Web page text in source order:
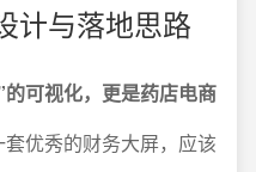
计与落地思路
可视化，更是药店电商
套优秀的财务大屏，应该